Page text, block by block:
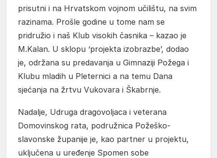
prisutni i na Hrvatskom vojnom učilištu, na svim
razinama. Prošle godine u tome nam se
pridružio i naš Klub visokih časnika – kazao je
M.Kalan. U sklopu ‘projekta izobrazbe’, dodao
je, održana su predavanja u Gimnaziji Požega i
Klubu mladih u Pleternici a na temu Dana
sjećanja na žrtvu Vukovara i Škabrnje.
Nadalje, Udruga dragovoljaca i veterana
Domovinskog rata, podružnica Požeško-
slavonske županije je, kao partner u projektu,
uključena u uređenje Spomen sobe